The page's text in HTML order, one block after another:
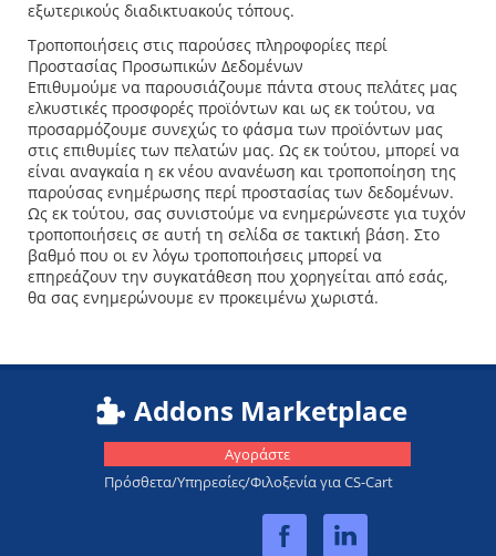
εξωτερικούς διαδικτυακούς τόπους.
Τροποποιήσεις στις παρούσες πληροφορίες περί
Προστασίας Προσωπικών Δεδομένων
Επιθυμούμε να παρουσιάζουμε πάντα στους πελάτες μας
ελκυστικές προσφορές προϊόντων και ως εκ τούτου, να
προσαρμόζουμε συνεχώς το φάσμα των προϊόντων μας
στις επιθυμίες των πελατών μας. Ως εκ τούτου, μπορεί να
είναι αναγκαία η εκ νέου ανανέωση και τροποποίηση της
παρούσας ενημέρωσης περί προστασίας των δεδομένων.
Ως εκ τούτου, σας συνιστούμε να ενημερώνεστε για τυχόν
τροποποιήσεις σε αυτή τη σελίδα σε τακτική βάση. Στο
βαθμό που οι εν λόγω τροποποιήσεις μπορεί να
επηρεάζουν την συγκατάθεση που χορηγείται από εσάς,
θα σας ενημερώνουμε εν προκειμένω χωριστά.
Addons Marketplace
Αγοράστε
Πρόσθετα/Υπηρεσίες/Φιλοξενία για CS-Cart